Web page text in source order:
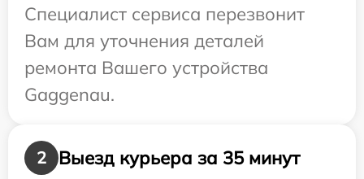
Специалист сервиса перезвонит
Вам для уточнения деталей
ремонта Вашего устройства
Gaggenau.
2
Выезд курьера за 35 минут